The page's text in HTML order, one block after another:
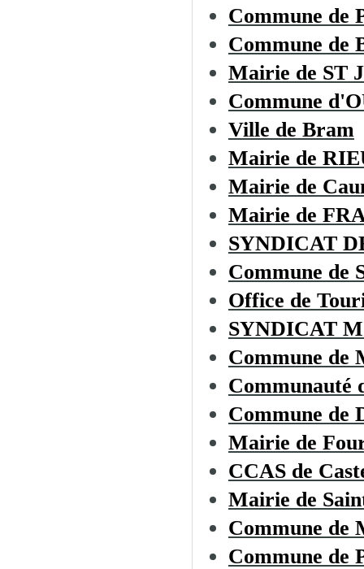
Commune de
Commune de
Mairie de ST
Commune
Ville de Bram
Mairie de
Mairie de
Mairie de
SYNDICAT
Commune de
Office de
SYNDICAT
Commune de
Communauté
Commune de
Mairie de
CCAS de
Mairie de
Commune de
Commune de